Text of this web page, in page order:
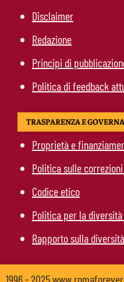
Disclaimer
Redazione
Principi di
Politica di feedback
TRASPARENZA E
Proprietà e
Politica sulle
Codice etico
Politica per la
Rapporto sulla
1996 - 2025